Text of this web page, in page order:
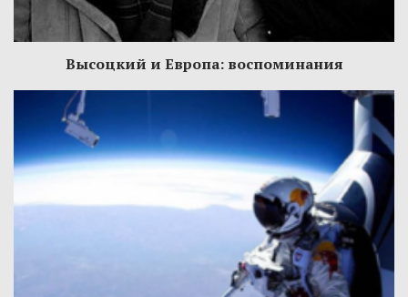
Высоцкий и Европа: воспоминания